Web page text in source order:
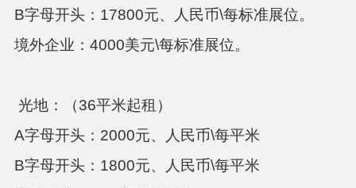
B字母开头：17800元、人民币\每标准展位。
境外企业： 4000美元\每标准展位。
光地：（36平米起租）
A字母开头： 2000元、人民币\每平米
B字母开头： 1800元、人民币\每平米